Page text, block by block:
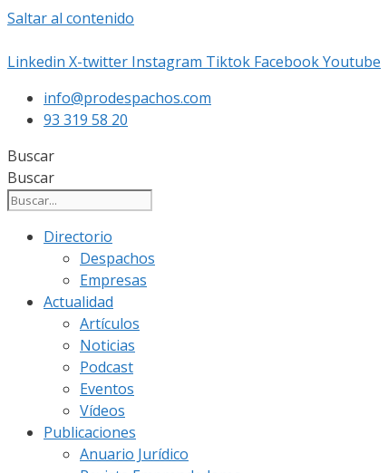
Saltar al contenido
Linkedin X-twitter Instagram Tiktok FacebookYoutube
info@prodespachos.com
93 319 58 20
Buscar
Buscar
Directorio
Despachos
Empresas
Actualidad
Artículos
Noticias
Podcast
Eventos
Vídeos
Publicaciones
Anuario Jurídico